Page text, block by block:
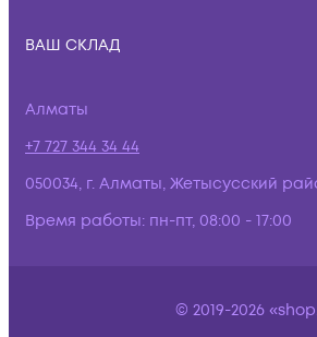
ВАШ СКЛАД
Алматы
+7 727 344 34 44
050034, г. Алматы, Жетысусский
Время работы: пн-пт, 08:00 - 17:00
© 2019-2026